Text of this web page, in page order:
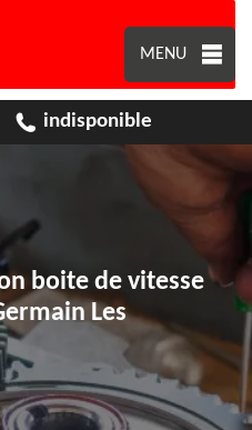
MENU
indisponible
boite de vitesse
Les